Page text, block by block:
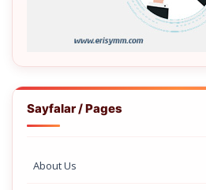
Sayfalar / Pages
About Us